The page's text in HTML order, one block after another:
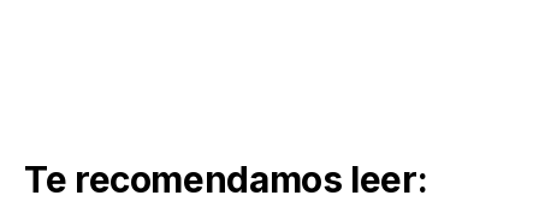
Te recomendamos leer: